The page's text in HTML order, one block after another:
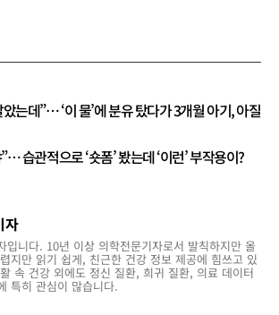
는데”… ‘이 물’에 분유 탔다가 3개월 아기, 아질
습관적으로 ‘숏폼’ 봤는데 ‘이런’ 부작용이?
자
입니다. 10년 이상 의학전문기자로서 발칙하지만 올
지만 읽기 쉽게, 친근한 건강 정보 제공에 힘쓰고 있
속 건강 외에도 정신 질환, 희귀 질환, 의료 데이터
특히 관심이 많습니다.